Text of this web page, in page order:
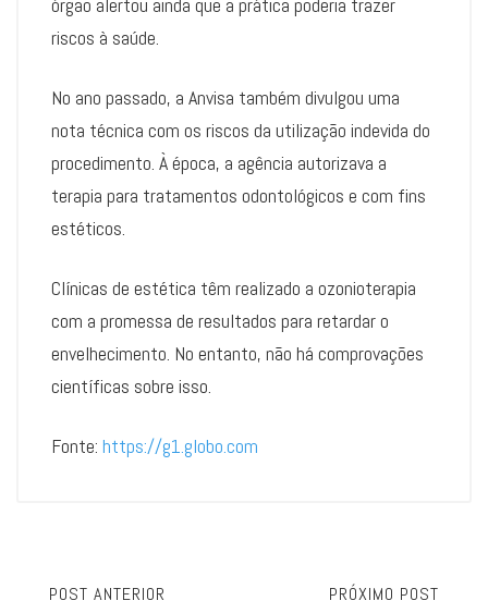
órgão alertou ainda que a prática poderia trazer
riscos à saúde.
No ano passado, a Anvisa também divulgou uma
nota técnica com os riscos da utilização indevida do
procedimento. À época, a agência autorizava a
terapia para tratamentos odontológicos e com fins
estéticos.
Clínicas de estética têm realizado a ozonioterapia
com a promessa de resultados para retardar o
envelhecimento. No entanto, não há comprovações
científicas sobre isso.
Fonte: https://g1.globo.com
POST ANTERIOR PRÓXIMO POST